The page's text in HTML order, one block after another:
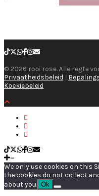
© 2026 rooi rose. Alle regte
Privaatheidsbeleid |
Koekiebeleid
We only use cookies on this
the cookies do not collect
about you. Ok